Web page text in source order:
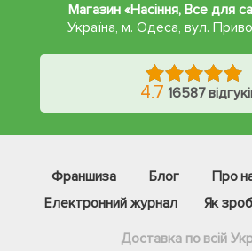
Магазин «Насіння, Все для
Україна, м. Одеса,вул.
4.7 16587
Франшиза Блог Про
Електронний журнал
Як
Доставка по всій